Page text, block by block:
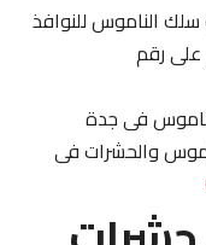
الناموس للنوافذ
رقم
فى جدة
والحشرات فى